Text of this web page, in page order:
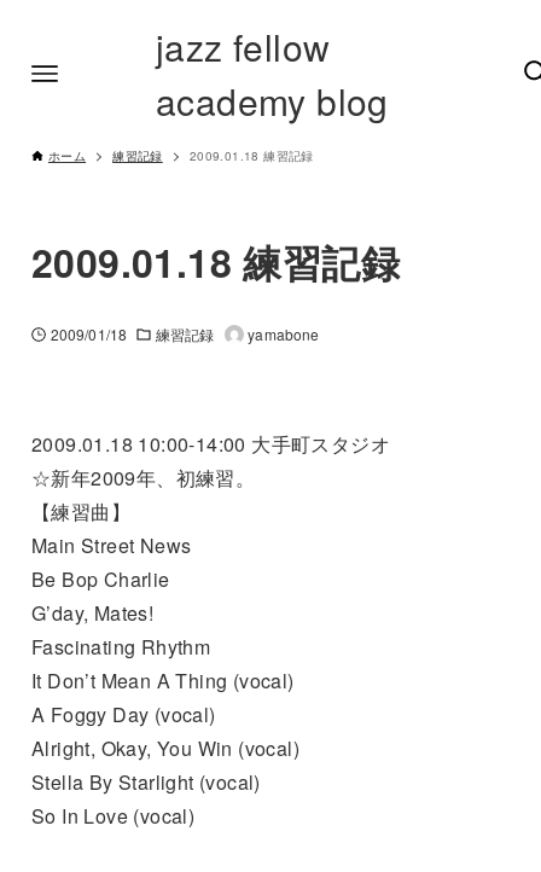
jazz fellow
academy blog
ホーム 練習記録 2009.01.18 練習記録
2009.01.18 練習記録
2009/01/18 練習記録 yamabone
2009.01.18 10:00-14:00 大手町スタジオ
☆新年2009年、初練習。
【練習曲】
Main Street News
Be Bop Charlie
G’day, Mates!
Fascinating Rhythm
It Don’t Mean A Thing (vocal)
A Foggy Day (vocal)
Alright, Okay, You Win (vocal)
Stella By Starlight (vocal)
So In Love (vocal)